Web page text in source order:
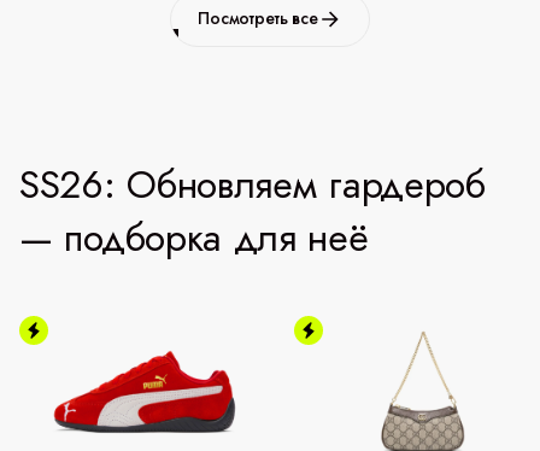
Посмотреть все
SS26: Обновляем гардероб
— подборка для неё